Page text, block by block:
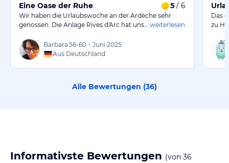
Eine Oase der Ruhe 5 / 6
Wir haben die Urlaubswoche an der Ardèche sehr
genossen. Die Anlage Rives d'Arc hat uns…
weiterlesen
Barbara 56-60 • Juni 2025
Aus Deutschland
Das
zu
Alle Bewertungen (36)
Informativste Bewertungen (von 36